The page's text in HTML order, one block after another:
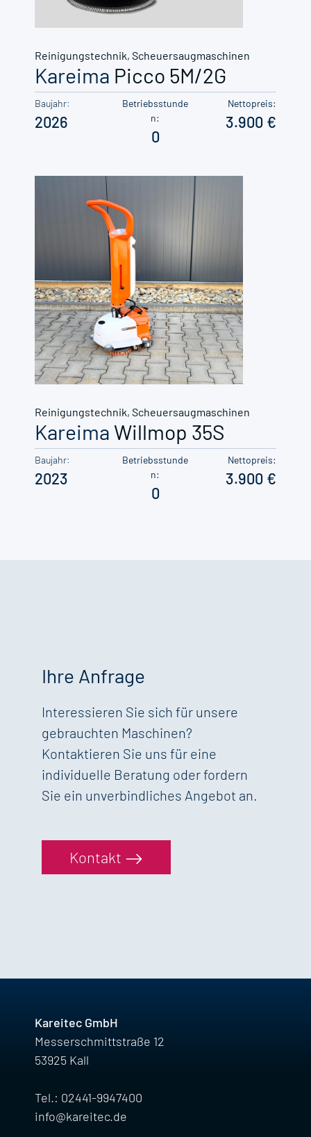
Reinigungstechnik, Scheuersaugmaschinen
Kareima Picco 5M/2G
Baujahr:
2026
Betriebsstunde
n:
0
Nettopreis:
3.900
Reinigungstechnik, Scheuersaugmaschinen
Kareima Willmop 35S
Baujahr:
2023
Betriebsstunde
n:
0
Nettopreis:
3.900
Ihre Anfrage
Interessieren Sie sich für unsere
gebrauchten Maschinen?
Kontaktieren Sie uns für eine
individuelle Beratung oder fordern
Sie ein unverbindliches Angebot an.
Kontakt
Kareitec GmbH
Messerschmittstraße 12
53925 Kall
Tel.: 02441-9947400
info@kareitec.de